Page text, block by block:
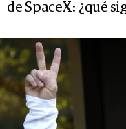
de SpaceX: ¿qué